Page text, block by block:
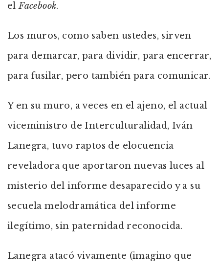
elFacebook.
Los muros, como saben ustedes, sirven
para demarcar, para dividir, para encerrar,
para fusilar, pero también para comunicar.
Y en su muro, a veces en el ajeno, el actual
viceministro de Interculturalidad, Iván
Lanegra, tuvo raptos de elocuencia
reveladora que aportaron nuevas luces al
misterio del informe desaparecido y a su
secuela melodramática del informe
ilegítimo, sin paternidad reconocida.
Lanegra atacó vivamente (imagino que